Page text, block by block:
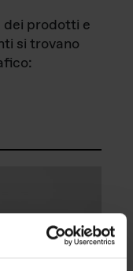
dei prodotti e
si trovano